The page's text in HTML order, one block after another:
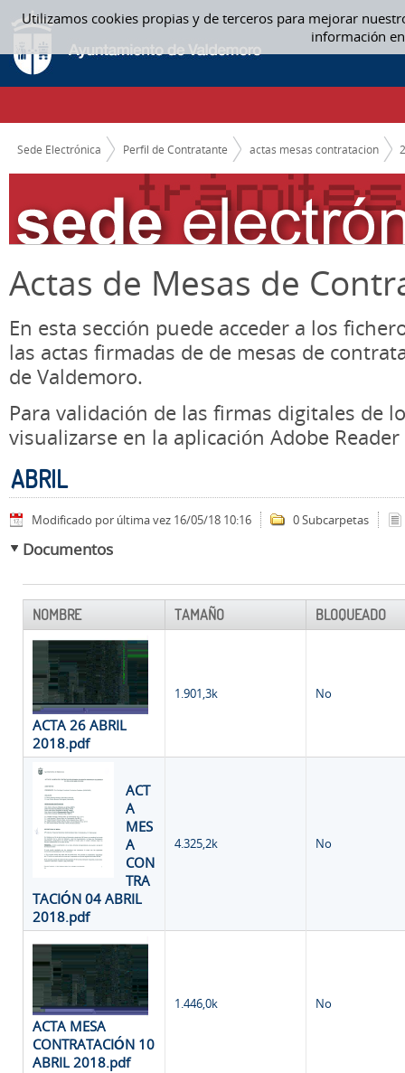
Utilizamos cookies propias y de terceros para mejorar
información
Saltar al contenido
ABRIL - ACTAS MESAS CONTRATACION
CAMINO DE MIGAS
Sede Electrónica Perfil de Contratante actas mesas contratacion
Actas de Mesas de
En esta sección puede acceder a los
las actas firmadas de de mesas de
de Valdemoro.
Para validación de las firmas digitales de
visualizarse en la aplicación Adobe Reader
ABRIL
Modificado por última vez 16/05/18 10:16 0 Subcarpetas
Documentos
NOMBRE TAMAÑO BLOQUEADO
ACTA 26 ABRIL
2018.pdf
1.901,3k No
ACT
A
MES
A
CON
TRA
TACIÓN 04 ABRIL
2018.pdf
4.325,2k No
ACTA MESA
CONTRATACIÓN 10
ABRIL 2018.pdf
1.446,0k No